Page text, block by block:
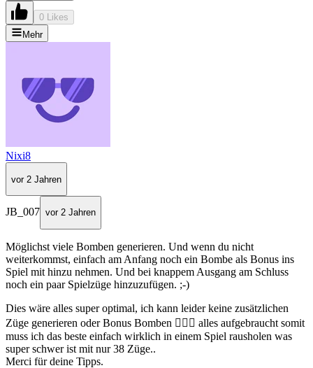
0 Likes
Mehr
Nixi8
vor 2 Jahren
JB_007 vor 2 Jahren
Möglichst viele Bomben generieren. Und wenn du nicht
weiterkommst, einfach am Anfang noch ein Bombe als Bonus ins
Spiel mit hinzu nehmen. Und bei knappem Ausgang am Schluss
noch ein paar Spielzüge hinzuzufügen. ;-)
Dies wäre alles super optimal, ich kann leider keine zusätzlichen
Züge generieren oder Bonus Bomben 🤷🏻‍♀️ alles aufgebraucht somit
muss ich das beste einfach wirklich in einem Spiel rausholen was
super schwer ist mit nur 38 Züge..
Merci für deine Tipps.